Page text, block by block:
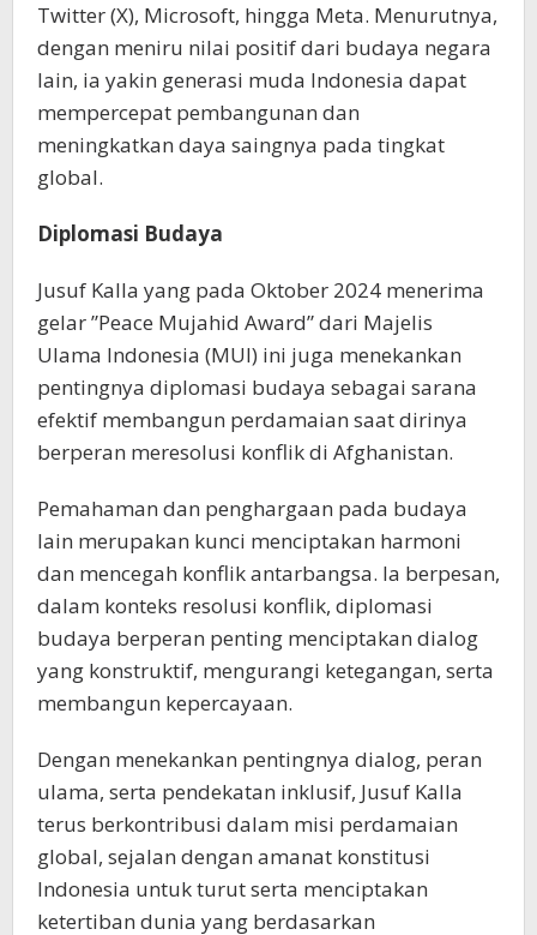
Twitter (X), Microsoft, hingga Meta. Menurutnya,
dengan meniru nilai positif dari budaya negara
lain, ia yakin generasi muda Indonesia dapat
mempercepat pembangunan dan
meningkatkan daya saingnya pada tingkat
global.
Diplomasi Budaya
Jusuf Kalla yang pada Oktober 2024 menerima
gelar ”Peace Mujahid Award” dari Majelis
Ulama Indonesia (MUI) ini juga menekankan
pentingnya diplomasi budaya sebagai sarana
efektif membangun perdamaian saat dirinya
berperan meresolusi konflik di Afghanistan.
Pemahaman dan penghargaan pada budaya
lain merupakan kunci menciptakan harmoni
dan mencegah konflik antarbangsa. Ia berpesan,
dalam konteks resolusi konflik, diplomasi
budaya berperan penting menciptakan dialog
yang konstruktif, mengurangi ketegangan, serta
membangun kepercayaan.
Dengan menekankan pentingnya dialog, peran
ulama, serta pendekatan inklusif, Jusuf Kalla
terus berkontribusi dalam misi perdamaian
global, sejalan dengan amanat konstitusi
Indonesia untuk turut serta menciptakan
ketertiban dunia yang berdasarkan